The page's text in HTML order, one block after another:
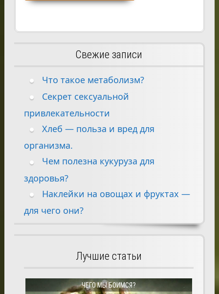
Свежие записи
Что такое метаболизм?
Секрет сексуальной
привлекательности
Хлеб — польза и вред для
организма.
Чем полезна кукуруза для
здоровья?
Наклейки на овощах и фруктах —
для чего они?
Лучшие статьи
ЧЕГО МЫ БОИМСЯ?